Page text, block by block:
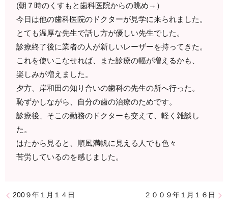
(朝７時のくすもと歯科医院からの眺め→）
今日は他の歯科医院のドクターが見学に来られました。
とても温厚な先生で話し方が優しい先生でした。
診療終了後に業者の人が新しいレーザーを持ってきた。
これを使いこなせれば、また診療の幅が増えるかも、
楽しみが増えました。
夕方、岸和田の知り合いの歯科の先生の所へ行った。
恥ずかしながら、自分の歯の治療のためです。
診療後、そこの勤務のドクターも交えて、軽く雑談し
た。
はたから見ると、順風満帆に見える人でも色々
苦労しているのを感じました。
200９年１月１４日 ２００９年１月１６日